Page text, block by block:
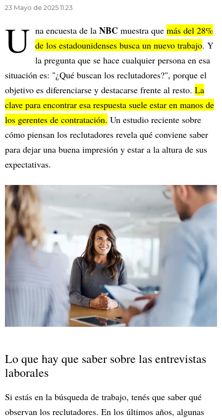
23 Mayo de 2025 11.23
U na encuesta de la NBC muestra que más del 28%
de los estadounidenses busca un nuevo trabajo. Y
la pregunta que se hace cualquier persona en esa
situación es: "¿Qué buscan los reclutadores?", porque el
objetivo es diferenciarse y destacarse frente al resto. La
clave para encontrar esa respuesta suele estar en manos de
los gerentes de contratación. Un estudio reciente sobre
cómo piensan los reclutadores revela qué conviene saber
para dejar una buena impresión y estar a la altura de sus
expectativas.
Lo que hay que saber sobre las entrevistas
laborales
Si estás en la búsqueda de trabajo, tenés que saber qué
observan los reclutadores. En los últimos años, algunas